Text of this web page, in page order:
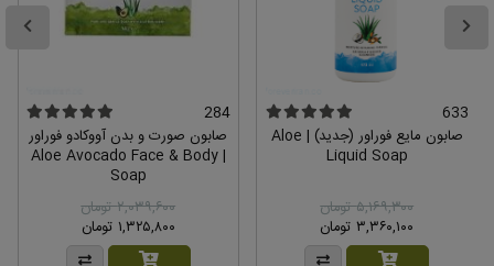
633
صابون مایع فوراور (جدید) | Aloe
Liquid Soap
۵,۱۶۹,۳۰۰ تومان
۳,۳۶۰,۱۰۰ تومان
284
صابون صورت و بدن آووکادو فوراور
| Aloe Avocado Face & Body
Soap
۲,۰۳۹,۶۰۰ تومان
۱,۳۲۵,۸۰۰ تومان